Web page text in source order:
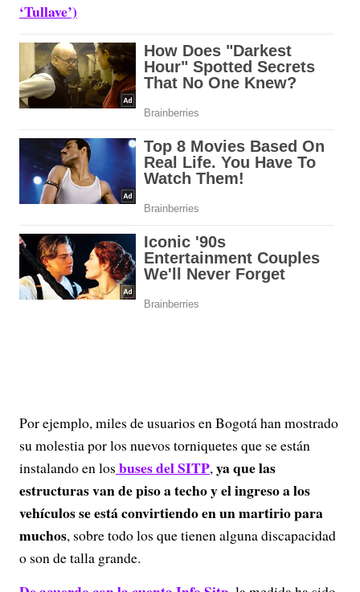
‘Tullave’)
Por ejemplo, miles de usuarios en Bogotá han mostrado
su molestia por los nuevos torniquetes que se están
instalando en los buses del SITP,ya que las
estructuras van de piso a techo y el ingreso a los
vehículos se está convirtiendo en un martirio para
muchos, sobre todo los que tienen alguna discapacidad
o son de talla grande.